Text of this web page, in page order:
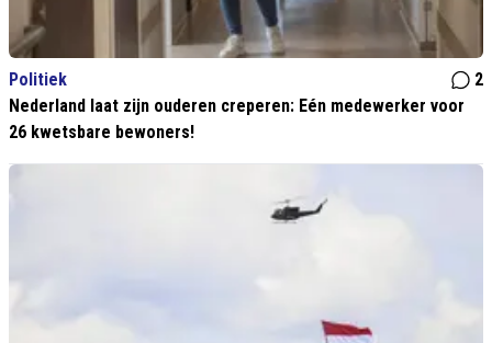
Politiek
2
Nederland laat zijn ouderen creperen: Eén medewerker voor
26 kwetsbare bewoners!